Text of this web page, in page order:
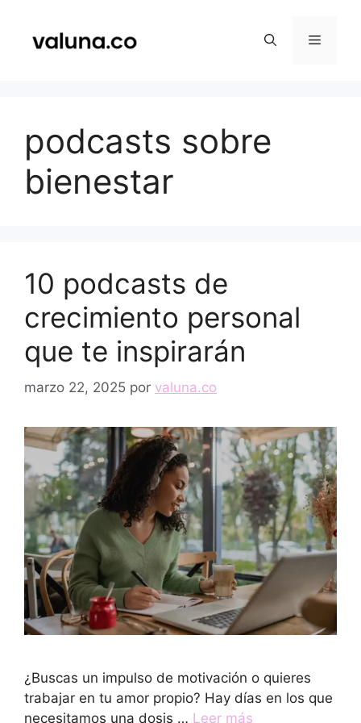
contenido
Menú
podcasts sobre
bienestar
10 podcasts de
crecimiento personal
que te inspirarán
marzo 22, 2025 por valuna.co
¿Buscas un impulso de motivación o quieres
trabajar en tu amor propio? Hay días en los que
necesitamos una dosis … Leer más